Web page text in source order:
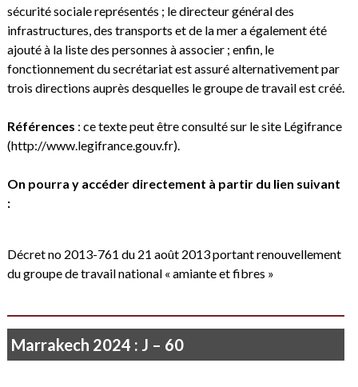
sécurité sociale représentés ; le directeur général des
infrastructures, des transports et de la mer a également été
ajouté à la liste des personnes à associer ; enfin, le
fonctionnement du secrétariat est assuré alternativement par
trois directions auprès desquelles le groupe de travail est créé.
Références : ce texte peut être consulté sur le site Légifrance
(http://www.legifrance.gouv.fr).
On pourra y accéder directement à partir du lien suivant
:
Décret no 2013-761 du 21 août 2013 portant renouvellement
du groupe de travail national « amiante et fibres »
Marrakech 2024 : J – 60
Je ne vois rien que le soleil qui poudroie…